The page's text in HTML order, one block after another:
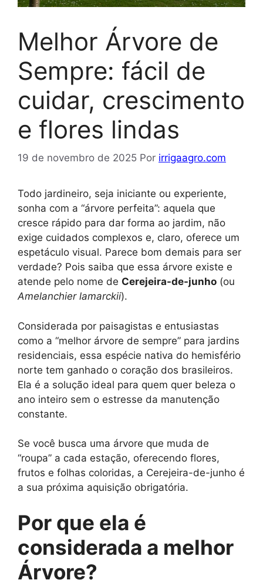
Melhor Árvore de
Sempre: fácil de
cuidar, crescimento
e flores lindas
19 de novembro de 2025 Por irrigaagro.com
Todo jardineiro, seja iniciante ou experiente,
sonha com a “árvore perfeita”: aquela que
cresce rápido para dar forma ao jardim, não
exige cuidados complexos e, claro, oferece um
espetáculo visual. Parece bom demais para ser
verdade? Pois saiba que essa árvore existe e
atende pelo nome de Cerejeira-de-junho (ou
Amelanchier lamarckii).
Considerada por paisagistas e entusiastas
como a “melhor árvore de sempre” para jardins
residenciais, essa espécie nativa do hemisfério
norte tem ganhado o coração dos brasileiros.
Ela é a solução ideal para quem quer beleza o
ano inteiro sem o estresse da manutenção
constante.
Se você busca uma árvore que muda de
“roupa” a cada estação, oferecendo flores,
frutos e folhas coloridas, a Cerejeira-de-junho é
a sua próxima aquisição obrigatória.
Por que ela é
considerada a melhor
Árvore?